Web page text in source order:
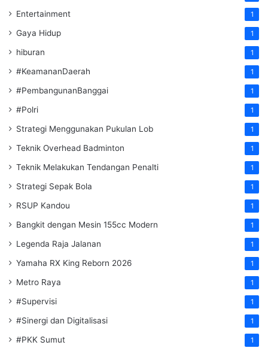
Entertainment 1
Gaya Hidup 1
hiburan 1
#KeamananDaerah 1
#PembangunanBanggai 1
#Polri 1
Strategi Menggunakan Pukulan Lob 1
Teknik Overhead Badminton 1
Teknik Melakukan Tendangan Penalti 1
Strategi Sepak Bola 1
RSUP Kandou 1
Bangkit dengan Mesin 155cc Modern 1
Legenda Raja Jalanan 1
Yamaha RX King Reborn 2026 1
Metro Raya 1
#Supervisi 1
#Sinergi dan Digitalisasi 1
#PKK Sumut 1